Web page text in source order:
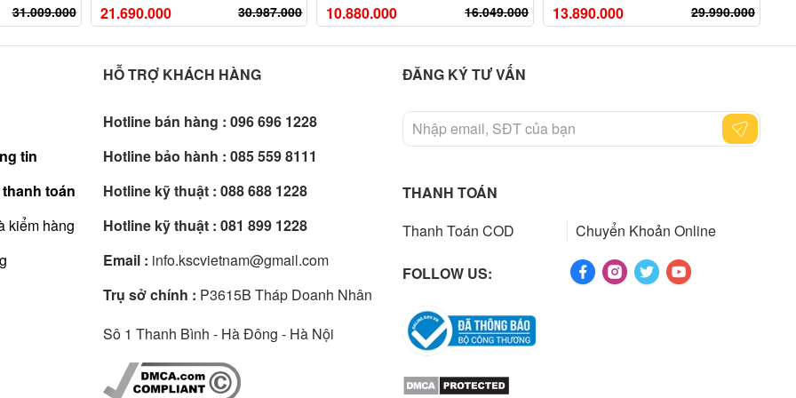
31.009.000 21.690.000 30.987.000 10.880.000 16.049.000 13.890.000 29.990.000
tin
toán
kiểm hàng
HỖ TRỢ KHÁCH HÀNG
Hotline bán hàng : 096 696 1228
Hotline bảo hành : 085 559 8111
Hotline kỹ thuật : 088 688 1228
Hotline kỹ thuật : 081 899 1228
Email : info.kscvietnam@gmail.com
Trụ sở chính : P3615B Tháp Doanh Nhân
Sô 1 Thanh Bình - Hà Đông - Hà Nội
ĐĂNG KÝ TƯ VẤN
THANH TOÁN
Thanh Toán COD
Chuyển Khoản Online
FOLLOW US: